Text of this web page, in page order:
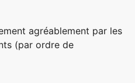
agréablement par les
(par ordre de